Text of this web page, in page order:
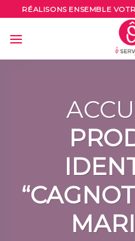
to
content
RÉALISONS ENSEMBLE